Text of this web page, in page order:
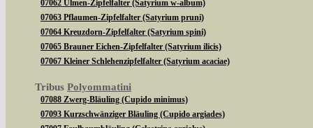
07062 Ulmen-Zipfelfalter (Satyrium w-album)
07063 Pflaumen-Zipfelfalter (Satyrium pruni)
07064 Kreuzdorn-Zipfelfalter (Satyrium spini)
07065 Brauner Eichen-Zipfelfalter (Satyrium ilicis)
07067 Kleiner Schlehenzipfelfalter (Satyrium acaciae)
Tribus Polyommatini
07088 Zwerg-Bläuling (Cupido minimus)
07093 Kurzschwänziger Bläuling (Cupido argiades)